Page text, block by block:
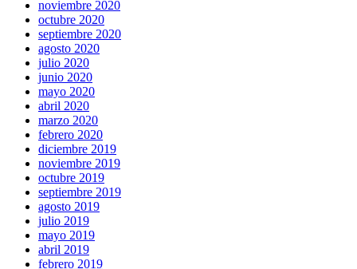
noviembre 2020
octubre 2020
septiembre 2020
agosto 2020
julio 2020
junio 2020
mayo 2020
abril 2020
marzo 2020
febrero 2020
diciembre 2019
noviembre 2019
octubre 2019
septiembre 2019
agosto 2019
julio 2019
mayo 2019
abril 2019
febrero 2019